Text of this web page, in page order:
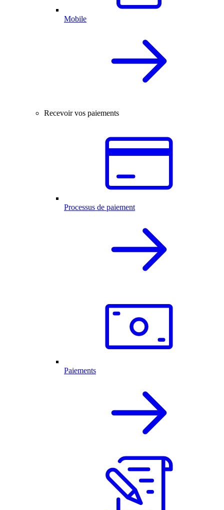
Mobile
Recevoir vos paiements
Processus de paiement
Paiements